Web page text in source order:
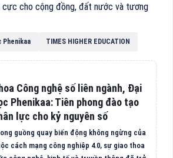
cho cộng đồng, đất nước và tương
Phenikaa TIMES HIGHER EDUCATION
Công nghệ số liên ngành, Đại
Phenikaa: Tiên phong đào tạo
lực cho kỷ nguyên số
guồng quay biến động không ngừng của
cách mạng công nghiệp 4.0, sự giao thoa